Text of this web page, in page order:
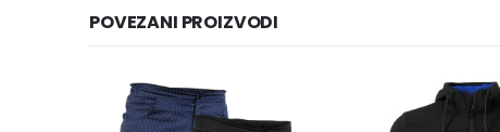
POVEZANI PROIZVODI